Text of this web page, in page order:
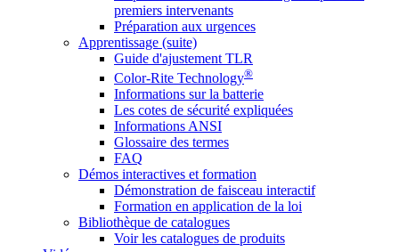
premiers intervenants
Préparation aux urgences
Apprentissage (suite)
Guide d'ajustement TLR
Color-Rite Technology®
Informations sur la batterie
Les cotes de sécurité expliquées
Informations ANSI
Glossaire des termes
FAQ
Démos interactives et formation
Démonstration de faisceau interactif
Formation en application de la loi
Bibliothèque de catalogues
Voir les catalogues de produits